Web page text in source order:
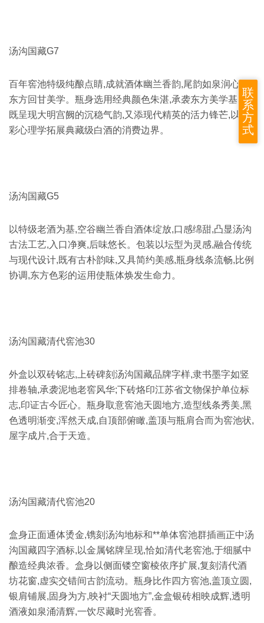
汤沟国藏G7
百年窖池特级纯酿点睛,成就酒体幽兰香韵,尾韵如泉润心,**
东方回甘美学。瓶身选用经典颜色朱湛,承袭东方美学基因,
既呈现大明宫阙的沉稳气韵,又添现代精英的活力锋芒,以色
彩心理学拓展典藏级白酒的消费边界。
汤沟国藏G5
以特级老酒为基,空谷幽兰香自酒体绽放,口感绵甜,凸显汤沟
古法工艺,入口净爽,后味悠长。包装以坛型为灵感,融合传统
与现代设计,既有古朴韵味,又具简约美感,瓶身线条流畅,比例
协调,东方色彩的运用使瓶体焕发生命力。
汤沟国藏清代窖池30
外盒以双砖铭志,上砖碑刻汤沟国藏品牌字样,隶书墨字如竖
排卷轴,承袭泥地老窖风华;下砖烙印江苏省文物保护单位标
志,印证古今匠心。瓶身取意窖池天圆地方,造型线条秀美,黑
色透明渐变,浑然天成,自顶部俯瞰,盖顶与瓶肩合而为窖池状,
屋字成片,合于天造。
汤沟国藏清代窖池20
盒身正面通体烫金,镌刻汤沟地标和**单体窖池群插画正中汤
沟国藏四字酒标,以金属铭牌呈现,恰如清代老窖池,于细腻中
酿造经典浓香。盒身以侧面镂空窗棱依序扩展,复刻清代酒
坊花窗,虚实交错间古韵流动。瓶身比作四方窖池,盖顶立圆,
银肩铺展,固身为方,映衬“天圆地方”,金盒银砖相映成辉,透明
酒液如泉涌清辉,一饮尽藏时光窖香。
联
系
方
式